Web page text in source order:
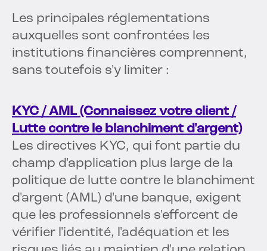
Les principales réglementations
auxquelles sont confrontées les
institutions financières comprennent,
sans toutefois s'y limiter :
KYC / AML (Connaissez votre client /
Lutte contre le blanchiment d'argent)
Les directives KYC, qui font partie du
champ d'application plus large de la
politique de lutte contre le blanchiment
d'argent (AML) d'une banque, exigent
que les professionnels s'efforcent de
vérifier l'identité, l'adéquation et les